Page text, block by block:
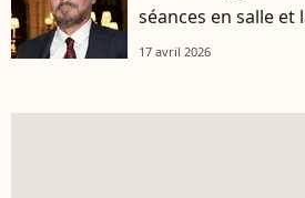
séances en salle et
17 avril 2026